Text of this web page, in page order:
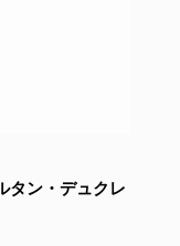
タン・デュクレ